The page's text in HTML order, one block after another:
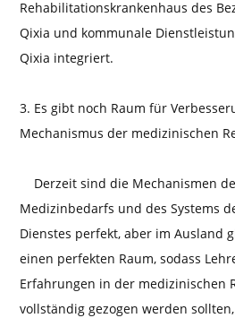
Rehabilitationskrankenhaus des
Qixia und kommunale
Qixia integriert.
3. Es gibt noch Raum für
Mechanismus der medizinischen
Derzeit sind die Mechanismen
Medizinbedarfs und des Systems
Dienstes perfekt, aber im Ausland
einen perfekten Raum, sodass
Erfahrungen in der medizinischen
vollständig gezogen werden